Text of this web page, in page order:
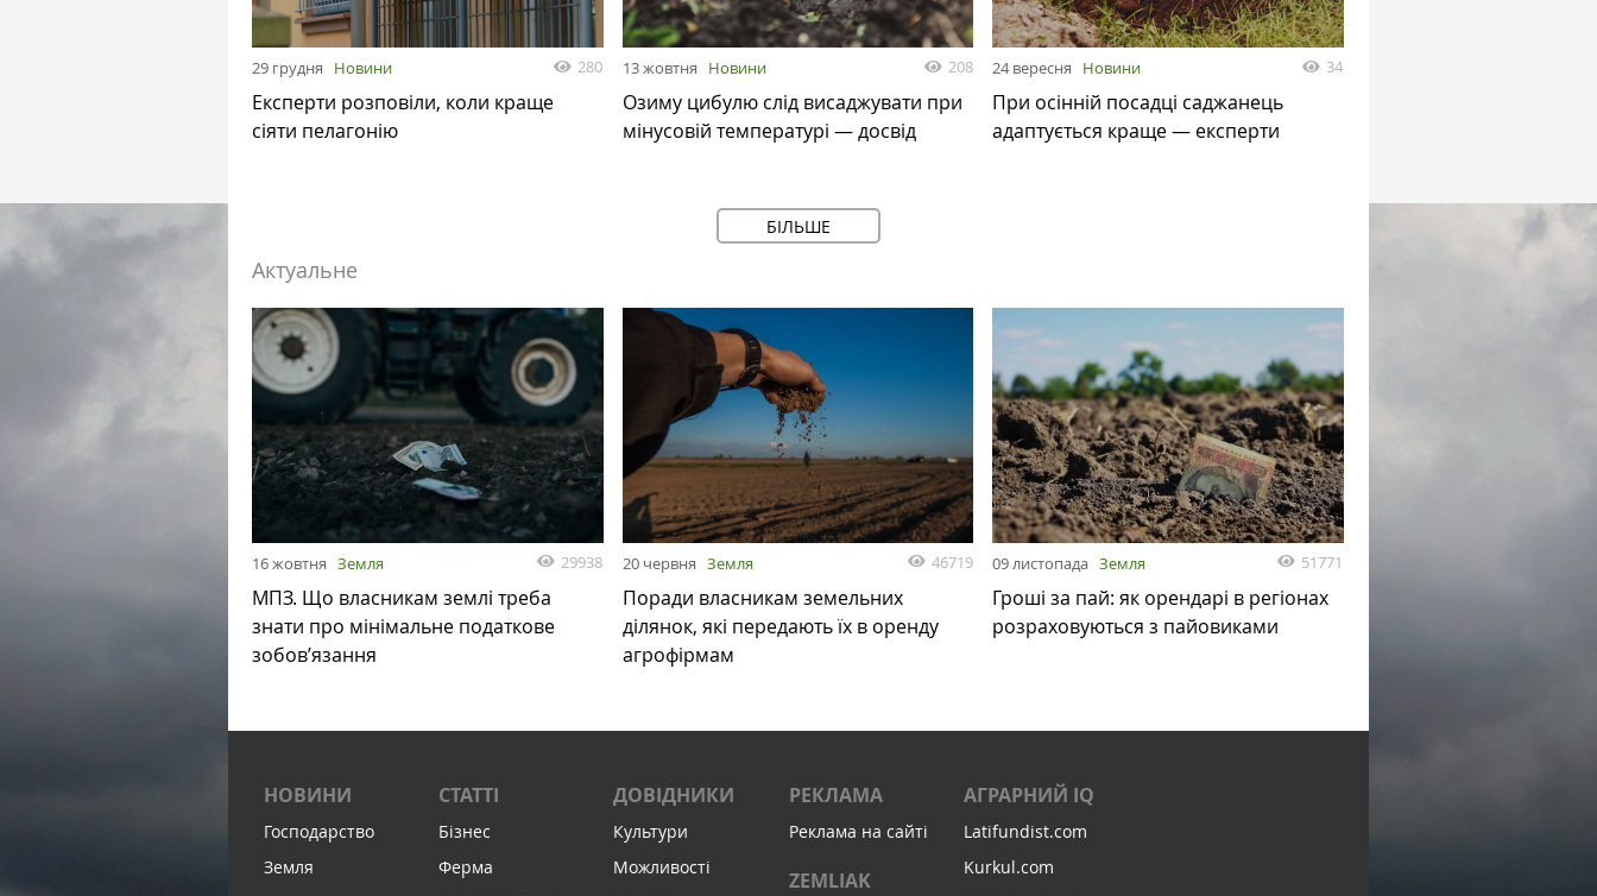
29 грудня Новини 280
Експерти розповіли, коли краще
сіяти пелагонію
13 жовтня Новини 208
Озиму цибулю слід висаджувати при
мінусовій температурі — досвід
24 вересня Новини 34
При осінній посадці саджанець
адаптується краще — експерти
БІЛЬШЕ
Актуальне
16 жовтня Земля 29938
МПЗ. Що власникам землі треба
знати про мінімальне податкове
зобов’язання
20 червня Земля 46719
Поради власникам земельних
ділянок, які передають їх в оренду
агрофірмам
09 листопада Земля 51771
Гроші за пай: як орендарі в регіонах
розраховуються з пайовиками
НОВИНИ
Господарство
Земля
СТАТТІ
Бізнес
Ферма
ДОВІДНИКИ
Культури
Можливості
РЕКЛАМА
Реклама на сайті
ZEMLIAK
АГРАРНИЙ IQ
Latifundist.com
Kurkul.com